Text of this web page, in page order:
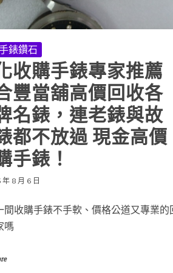
錶鑽石
收購手錶專家推薦
合豐當舖高價回收各
名錶，連老錶與故
都不放過 現金高價
手錶！
年 8 月 6 日
間收購手錶不手軟、價格公道又專業的
嗎